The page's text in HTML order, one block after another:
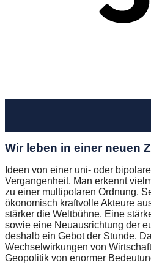
Wir leben in einer neuen
Ideen von einer uni- oder
Vergangenheit. Man erkennt
zu einer multipolaren Ordnung.
ökonomisch kraftvolle Akteure
stärker die Weltbühne. Eine
sowie eine Neuausrichtung der
deshalb ein Gebot der Stunde.
Wechselwirkungen von
Geopolitik von enormer